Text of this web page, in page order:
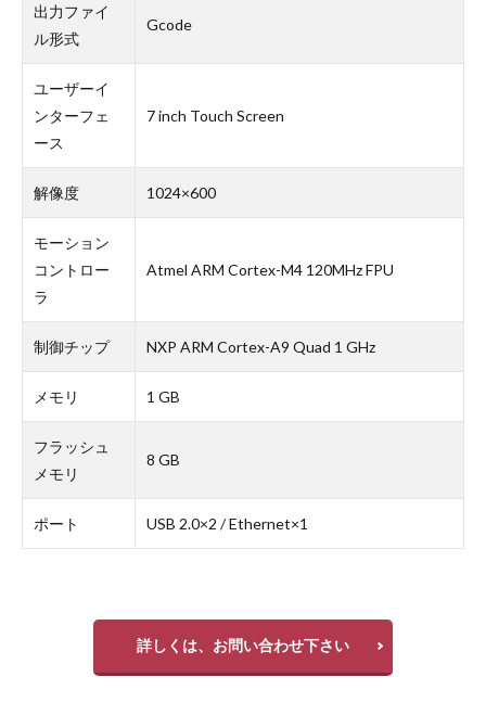
出力ファイ
ル形式
Gcode
ユーザーイ
ンターフェ
ース
7 inch Touch Screen
解像度 1024×600
モーション
コントロー
ラ
Atmel ARM Cortex-M4 120MHz FPU
制御チップ NXP ARM Cortex-A9 Quad 1 GHz
メモリ 1 GB
フラッシュ
メモリ
8 GB
ポート USB 2.0×2 / Ethernet×1
詳しくは、お問い合わせ下さい